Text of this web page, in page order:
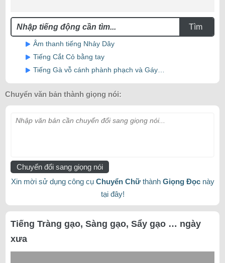
Tìm
Âm thanh tiếng Nhảy Dây
Tiếng Cắt Cỏ bằng tay
Tiếng Gà vỗ cánh phành phạch và Gáy…
Chuyển văn bản thành giọng nói:
Nhập văn bản cần chuyển đổi sang giọng nói...
Chuyển đổi sang giọng nói
Xin mời sử dụng công cụ Chuyển Chữthành Giọng Đọcnày
tại đây!
Tiếng Tràng gạo, Sàng gạo, Sẩy gạo … ngày
xưa